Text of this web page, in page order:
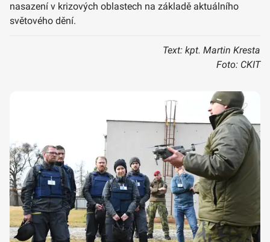
nasazení v krizových oblastech na základě aktuálního
světového dění.
Text: kpt. Martin Kresta
Foto: CKIT